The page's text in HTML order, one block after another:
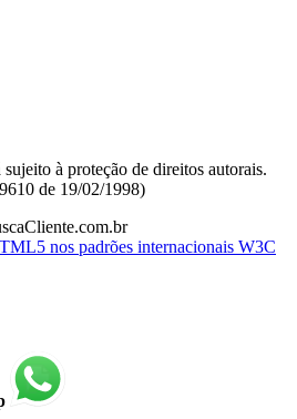
à proteção de direitos autorais.
de 19/02/1998)